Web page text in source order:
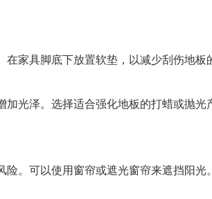
家具脚底下放置软垫，以减少刮伤地板
光泽。选择适合强化地板的打蜡或抛光
险。可以使用窗帘或遮光窗帘来遮挡阳光